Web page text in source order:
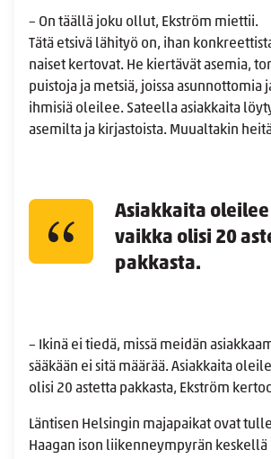
– On täällä joku ollut, Ekström miettii.
Tätä etsivä lähityö on, ihan
naiset kertovat. He kiertävät asemia,
puistoja ja metsiä, joissa asunnottomia
ihmisiä oleilee. Sateella asiakkaita
asemilta ja kirjastoista. Muualtakin
Asiakkaita
vaikka olisi 20
pakkasta.
– Ikinä ei tiedä, missä meidän
sääkään ei sitä määrää. Asiakkaita
olisi 20 astetta pakkasta, Ekström
Läntisen Helsingin majapaikat ovat
Haagan ison liikenneympyrän